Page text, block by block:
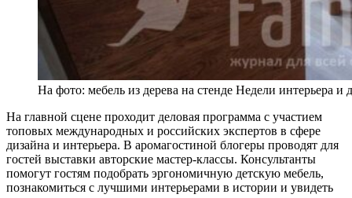
На фото: мебель из дерева на стенде Недели интерьера и
На главной сцене проходит деловая программа с участием
топовых международных и российских экспертов в сфере
дизайна и интерьера. В аромагостиной блогеры проводят для
гостей выставки авторские мастер-классы. Консультанты
помогут гостям подобрать эргономичную детскую мебель,
познакомиться с лучшими интерьерами в истории и увидеть